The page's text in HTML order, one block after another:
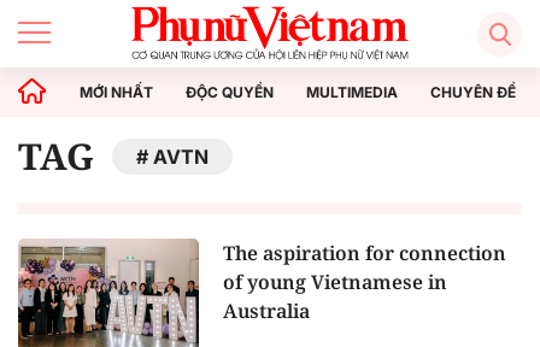
MỚI NHẤT ĐỘC QUYỀN MULTIMEDIA CHUYÊN ĐỀ
TAG AVTN
The aspiration for connection
of young Vietnamese in
Australia